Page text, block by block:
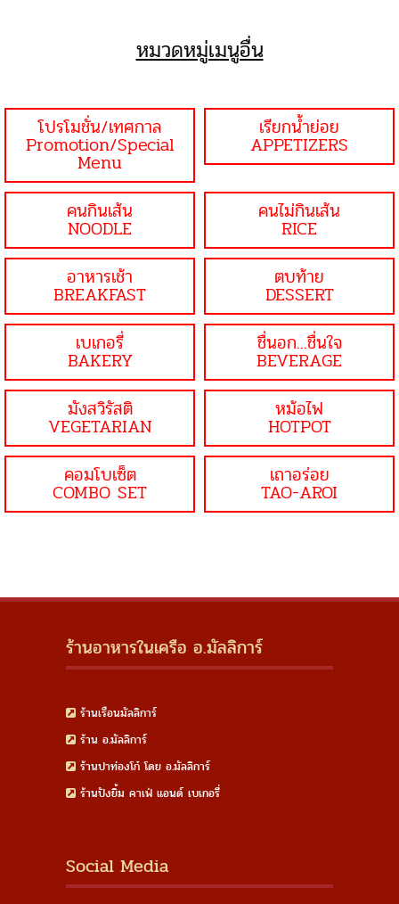
หมวดหมู่เมนูอื่น
โปรโมชั่น/เทศกาล
Promotion/Special
Menu
เรียกน้ำย่อย
APPETIZERS
คนกินเส้น
NOODLE
คนไม่กินเส้น
RICE
อาหารเช้า
BREAKFAST
ตบท้าย
DESSERT
เบเกอรี่
BAKERY
ชื่นอก...ชื่นใจ
BEVERAGE
มังสวิรัสติ
VEGETARIAN
หม้อไฟ
HOTPOT
คอมโบเซ็ต
COMBO SET
เถาอร่อย
TAO-AROI
ร้านอาหารในเครือ อ.มัลลิการ์
ร้านเรือนมัลลิการ์
ร้าน อ.มัลลิการ์
ร้านปาท่องโก๋ โดย อ.มัลลิการ์
ร้านปังยิ้ม คาเฟ่ แอนด์ เบเกอรี่
Social Media